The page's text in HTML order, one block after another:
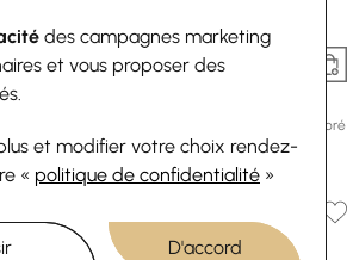
des campagnes marketing
et vous proposer des
et modifier votre choix rendez-
« politique de confidentialité »
D'accord
acier doré
-10%
Mini boucles d’oreilles Zag en acier doré
et oxyde de zirconium
24,30 €27 €